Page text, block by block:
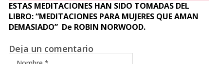
ESTAS MEDITACIONES HAN SIDO TOMADAS DEL
LIBRO: “MEDITACIONES PARA MUJERES QUE AMAN
DEMASIADO” De ROBIN NORWOOD.
Deja un comentario